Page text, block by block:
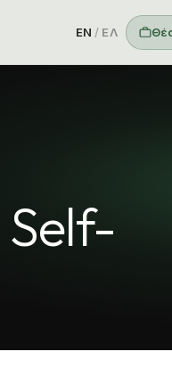
EN / ΕΛ